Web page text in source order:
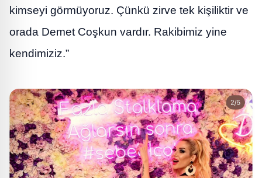
kimseyi görmüyoruz. Çünkü zirve tek kişiliktir ve
orada Demet Coşkun vardır. Rakibimiz yine
kendimiziz.”